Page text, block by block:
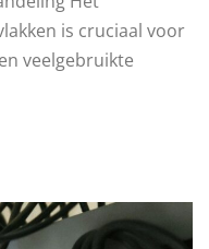
is cruciaal voor
veelgebruikte